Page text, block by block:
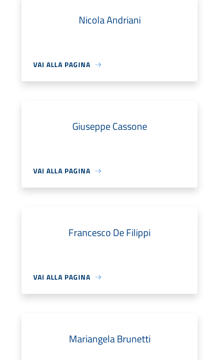
Nicola Andriani
VAI ALLA PAGINA
Giuseppe Cassone
VAI ALLA PAGINA
Francesco De Filippi
VAI ALLA PAGINA
Mariangela Brunetti